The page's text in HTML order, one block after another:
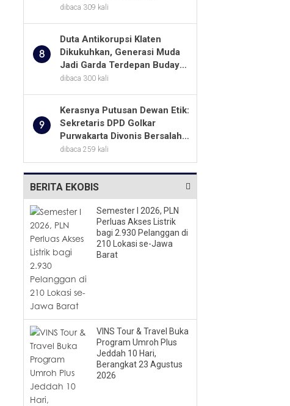
Pramuka MTs Se-Jawa
dibaca 309 kali
8
Duta Antikorupsi Klaten
Dikukuhkan, Generasi Muda
Jadi Garda Terdepan Budaya
Integritas
dibaca 300 kali
9
Kerasnya Putusan Dewan Etik:
Sekretaris DPD Golkar
Purwakarta Divonis Bersalah,
Diusir Dari Jabatan Selama
Empat Tahun
dibaca 259 kali
BERITA EKOBIS
Semester I 2026, PLN
Perluas Akses Listrik
bagi 2.930 Pelanggan di
210 Lokasi se-Jawa
Barat
VINS Tour & Travel Buka
Program Umroh Plus
Jeddah 10 Hari,
Berangkat 23 Agustus
2026